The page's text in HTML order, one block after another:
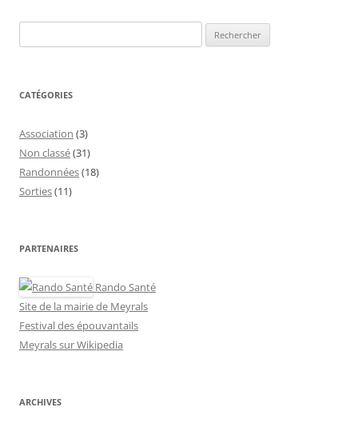
CATÉGORIES
Association (3)
Non classé(31)
Randonnées(18)
Sorties(11)
PARTENAIRES
Rando Santé
Site de la mairie de Meyrals
Festival des épouvantails
Meyrals sur Wikipedia
ARCHIVES